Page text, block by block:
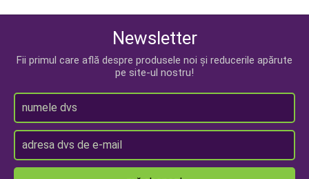
Newsletter
Fii primul care află despre produsele noi și reducerile apărute
pe site-ul nostru!